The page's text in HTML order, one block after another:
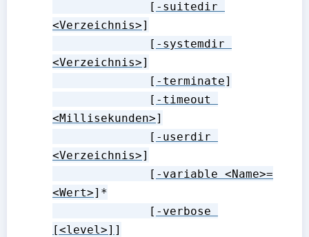
              [
-suitedir
<Verzeichnis>]
              [
-systemdir
<Verzeichnis>]
              [
-terminate]
              [
-timeout
<Millisekunden>]
              [
-userdir
<Verzeichnis>]
              [
-variable <Name>=
<Wert>]*
              [
-verbose
[<level>] ]